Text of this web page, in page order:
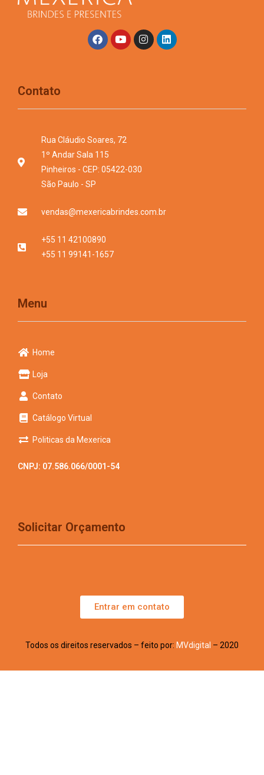
Contato
Rua Cláudio Soares, 72
1º Andar Sala 115
Pinheiros - CEP: 05422-030
São Paulo - SP
vendas@mexericabrindes.com.br
+55 11 42100890
+55 11 99141-1657
Menu
Home
Loja
Contato
Catálogo Virtual
Politicas da Mexerica
CNPJ: 07.586.066/0001-54
Solicitar Orçamento
Entrar em contato
Todos os direitos reservados – feito por: MVdigital – 2020